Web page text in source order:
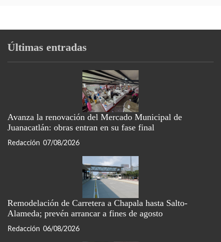
Últimas entradas
Avanza la renovación del Mercado Municipal de
Juanacatlán: obras entran en su fase final
Redacción 07/08/2026
Remodelación de Carretera a Chapala hasta Salto-
Alameda; prevén arrancar a fines de agosto
Redacción 06/08/2026